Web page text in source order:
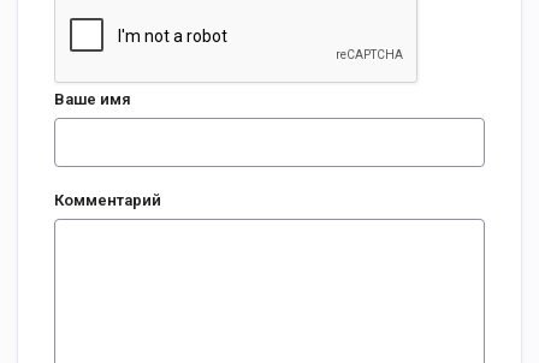
Ваше имя
Комментарий